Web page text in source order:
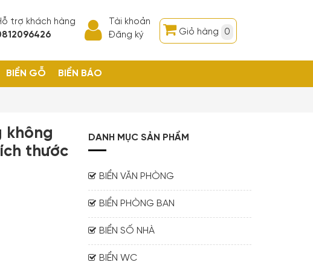
trợ khách hàng
Tài khoản
Đăng ký
Giỏ hàng 0
BIỂN GỖ BIỂN BÁO
không
thước
DANH MỤC SẢN PHẨM
BIỂN VĂN PHÒNG
BIỂN PHÒNG BAN
BIỂN SỐ NHÀ
BIỂN WC